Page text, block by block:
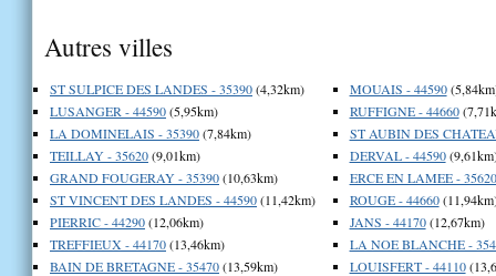
Autres villes
ST SULPICE DES LANDES - 35390(4,32km)
LUSANGER - 44590(5,95km)
LA DOMINELAIS - 35390(7,84km)
TEILLAY - 35620(9,01km)
GRAND FOUGERAY - 35390(10,63km)
ST VINCENT DES LANDES - 44590(11,42km)
PIERRIC - 44290(12,06km)
TREFFIEUX - 44170(13,46km)
BAIN DE BRETAGNE - 35470(13,59km)
MOUAIS - 44590
RUFFIGNE - 44660
ST AUBIN DES
DERVAL - 44590
ERCE EN LAMEE - 35620
ROUGE - 44660
JANS - 44170(12,67km)
LA NOE BLANCHE -
LOUISFERT - 44110